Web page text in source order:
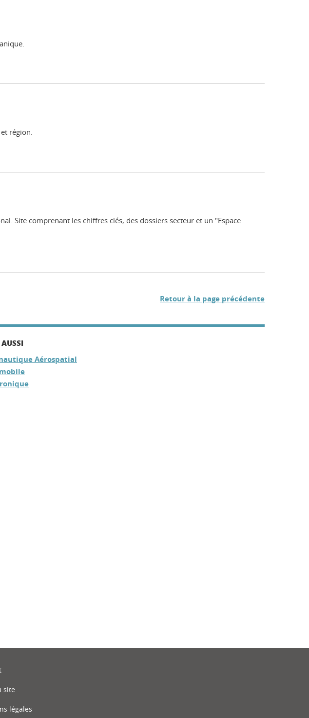
région.
Site comprenant les chiffres clés, des dossiers secteur et un "Espace
Retour à la page précédente
Aérospatial
site
légales